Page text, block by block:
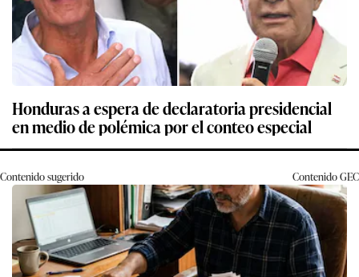
Honduras a espera de declaratoria presidencial
en medio de polémica por el conteo especial
Contenido sugerido ContenidoGEC